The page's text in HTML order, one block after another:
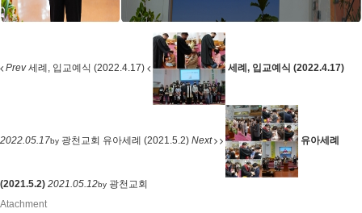
Prev세례, 입교예식 (2022.4.17) 세례, 입교예식 (2022.4.17)
2022.05.17by 광천교회 유아세례 (2021.5.2) Next 유아세례
(2021.5.2) 2021.05.12by 광천교회
Atachment